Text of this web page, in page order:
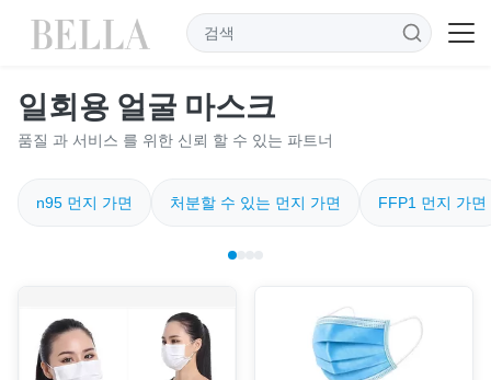
일회용 얼굴 마스크
품질 과 서비스 를 위한 신뢰 할 수 있는 파트너
n95 먼지 가면 처분할 수 있는 먼지 가면 FFP1 먼지 가면